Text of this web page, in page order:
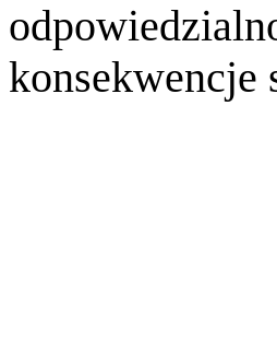
konsekwencje